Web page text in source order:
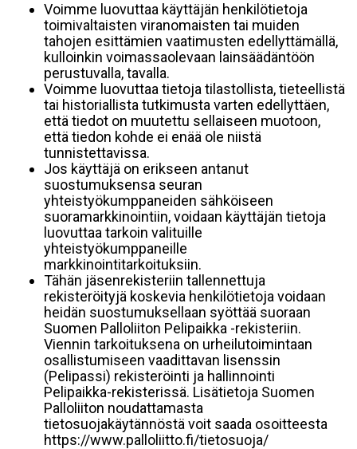
Voimme luovuttaa käyttäjän henkilötietoja
toimivaltaisten viranomaisten tai muiden
tahojen esittämien vaatimusten edellyttämällä,
kulloinkin voimassaolevaan lainsäädäntöön
perustuvalla, tavalla.
Voimme luovuttaa tietoja tilastollista, tieteellistä
tai historiallista tutkimusta varten edellyttäen,
että tiedot on muutettu sellaiseen muotoon,
että tiedon kohde ei enää ole niistä
tunnistettavissa.
Jos käyttäjä on erikseen antanut
suostumuksensa seuran
yhteistyökumppaneiden sähköiseen
suoramarkkinointiin, voidaan käyttäjän tietoja
luovuttaa tarkoin valituille
yhteistyökumppaneille
markkinointitarkoituksiin.
Tähän jäsenrekisteriin tallennettuja
rekisteröityjä koskevia henkilötietoja voidaan
heidän suostumuksellaan syöttää suoraan
Suomen Palloliiton Pelipaikka -rekisteriin.
Viennin tarkoituksena on urheilutoimintaan
osallistumiseen vaadittavan lisenssin
(Pelipassi) rekisteröinti ja hallinnointi
Pelipaikka-rekisterissä. Lisätietoja Suomen
Palloliiton noudattamasta
tietosuojakäytännöstä voit saada osoitteesta
https://www.palloliitto.fi/tietosuoja/